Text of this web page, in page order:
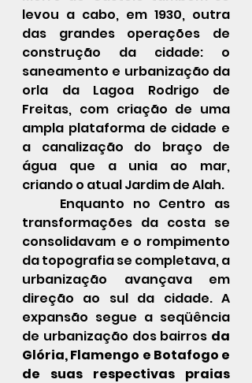
levou a cabo, em 1930, outra
das grandes operações de
construção da cidade: o
saneamento e urbanização da
orla da Lagoa Rodrigo de
Freitas, com criação de uma
ampla plataforma de cidade e
a canalização do braço de
água que a unia ao mar,
criando o atual Jardim de Alah.
transformações da costa se
consolidavam e o rompimento
da topografia se completava, a
urbanização avançava em
direção ao sul da cidade. A
expansão segue a seqüência
de urbanização dos bairros da
Glória, Flamengo e Botafogo e